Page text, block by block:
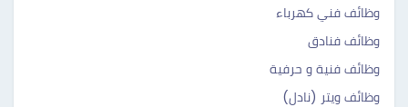
وظائف فني كهرباء
وظائف فنادق
وظائف فنية و حرفية
وظائف ويتر (نادل)